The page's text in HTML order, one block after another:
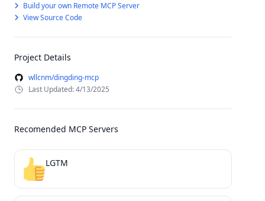
Build your own Remote MCP Server
View Source Code
Project Details
wllcnm/dingding-mcp
Last Updated: 4/13/2025
Recomended MCP Servers
LGTM